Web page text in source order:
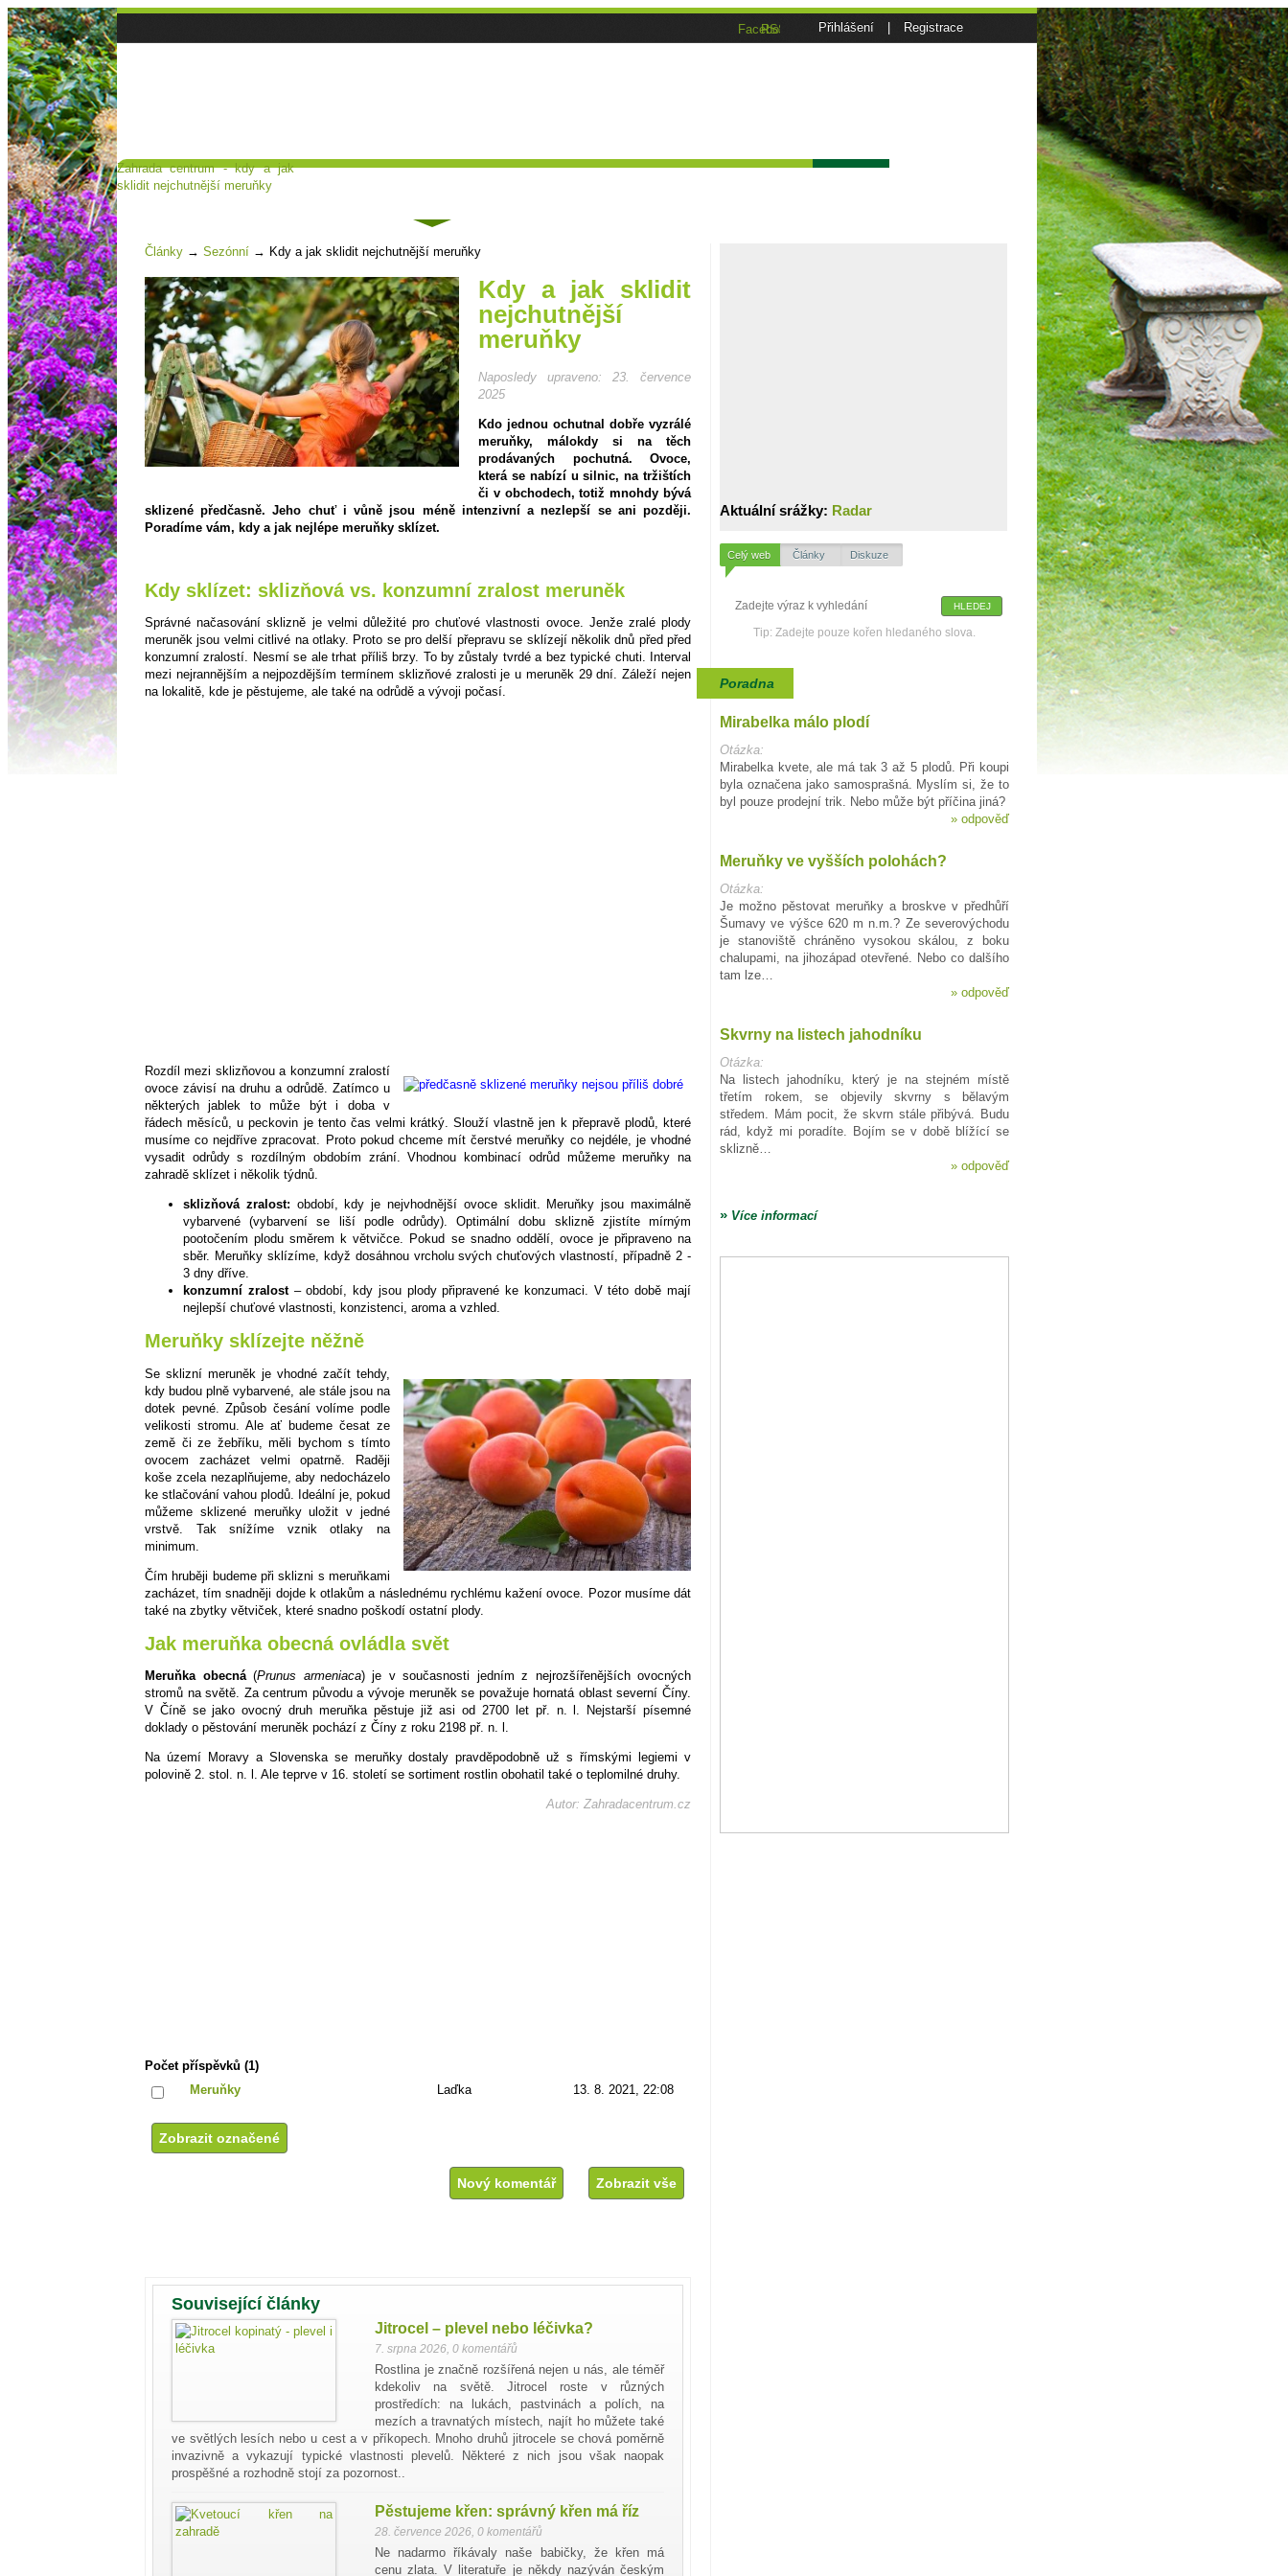
Přihlášení Registrace
Facebook
RSS
Zahrada centrum - kdy a jak
sklidit nejchutnější meruňky
Hlavní strana Poradna a diskuse
Články → Sezónní → Kdy a jak sklidit nejchutnější meruňky
Kdy a jak sklidit
nejchutnější
meruňky
Naposledy upraveno: 23. července
2025
Kdo jednou ochutnal dobře vyzrálé
meruňky, málokdy si na těch
prodávaných pochutná. Ovoce,
která se nabízí u silnic, na tržištích
či v obchodech, totiž mnohdy bývá
sklizené předčasně. Jeho chuť i vůně jsou méně intenzivní a nezlepší se ani později.
Poradíme vám, kdy a jak nejlépe meruňky sklízet.
Kdy sklízet: sklizňová vs. konzumní zralost meruněk
Správné načasování sklizně je velmi důležité pro chuťové vlastnosti ovoce. Jenže zralé plody
meruněk jsou velmi citlivé na otlaky. Proto se pro delší přepravu se sklízejí několik dnů před před
konzumní zralostí. Nesmí se ale trhat příliš brzy. To by zůstaly tvrdé a bez typické chuti. Interval
mezi nejrannějším a nejpozdějším termínem sklizňové zralosti je u meruněk 29 dní. Záleží nejen
na lokalitě, kde je pěstujeme, ale také na odrůdě a vývoji počasí.
Rozdíl mezi sklizňovou a konzumní zralostí
ovoce závisí na druhu a odrůdě. Zatímco u
některých jablek to může být i doba v
řádech měsíců, u peckovin je tento čas velmi krátký. Slouží vlastně jen k přepravě plodů, které
musíme co nejdříve zpracovat. Proto pokud chceme mít čerstvé meruňky co nejdéle, je vhodné
vysadit odrůdy s rozdílným obdobím zrání. Vhodnou kombinací odrůd můžeme meruňky na
zahradě sklízet i několik týdnů.
sklizňová zralost: období, kdy je nejvhodnější ovoce sklidit. Meruňky jsou maximálně
vybarvené (vybarvení se liší podle odrůdy). Optimální dobu sklizně zjistíte mírným
pootočením plodu směrem k větvičce. Pokud se snadno oddělí, ovoce je připraveno na
sběr. Meruňky sklízíme, když dosáhnou vrcholu svých chuťových vlastností, případně 2 -
3 dny dříve.
konzumní zralost– období, kdy jsou plody připravené ke konzumaci. V této době mají
nejlepší chuťové vlastnosti, konzistenci, aroma a vzhled.
Meruňky sklízejte něžně
Se sklizní meruněk je vhodné začít tehdy,
kdy budou plně vybarvené, ale stále jsou na
dotek pevné. Způsob česání volíme podle
velikosti stromu. Ale ať budeme česat ze
země či ze žebříku, měli bychom s tímto
ovocem zacházet velmi opatrně. Raději
koše zcela nezaplňujeme, aby nedocházelo
ke stlačování vahou plodů. Ideální je, pokud
můžeme sklizené meruňky uložit v jedné
vrstvě. Tak snížíme vznik otlaky na
minimum.
Čím hruběji budeme při sklizni s meruňkami
zacházet, tím snadněji dojde k otlakům a následnému rychlému kažení ovoce. Pozor musíme dát
také na zbytky větviček, které snadno poškodí ostatní plody.
Jak meruňka obecná ovládla svět
Meruňka obecná(Prunus armeniaca) je v současnosti jedním z nejrozšířenějších ovocných
stromů na světě. Za centrum původu a vývoje meruněk se považuje hornatá oblast severní Číny.
V Číně se jako ovocný druh meruňka pěstuje již asi od 2700 let př. n. l. Nejstarší písemné
doklady o pěstování meruněk pochází z Číny z roku 2198 př. n. l.
Na území Moravy a Slovenska se meruňky dostaly pravděpodobně už s římskými legiemi v
polovině 2. stol. n. l. Ale teprve v 16. století se sortiment rostlin obohatil také o teplomilné druhy.
Autor: Zahradacentrum.cz
Počet příspěvků (1)
Meruňky
Laďka 13. 8. 2021, 22:08
Nový komentář Zobrazit vše
Související články
Jitrocel – plevel nebo léčivka?
7. srpna 2026, 0 komentářů
Rostlina je značně rozšířená nejen u nás, ale téměř
kdekoliv na světě. Jitrocel roste v různých
prostředích: na lukách, pastvinách a polích, na
mezích a travnatých místech, najít ho můžete také
ve světlých lesích nebo u cest a v příkopech. Mnoho druhů jitrocele se chová poměrně
invazivně a vykazují typické vlastnosti plevelů. Některé z nich jsou však naopak
prospěšné a rozhodně stojí za pozornost..
Pěstujeme křen: správný křen má říz
28. července 2026, 0 komentářů
Ne nadarmo říkávaly naše babičky, že křen má
cenu zlata. V literatuře je někdy nazýván českým
Aktuální srážky: Radar
Celý web Články Diskuze
Tip: Zadejte pouze kořen hledaného slova.
Poradna
Mirabelka málo plodí
Otázka:
Mirabelka kvete, ale má tak 3 až 5 plodů. Při koupi
byla označena jako samosprašná. Myslím si, že to
byl pouze prodejní trik. Nebo může být příčina jiná?
» odpověď
Meruňky ve vyšších polohách?
Otázka:
Je možno pěstovat meruňky a broskve v předhůří
Šumavy ve výšce 620 m n.m.? Ze severovýchodu
je stanoviště chráněno vysokou skálou, z boku
chalupami, na jihozápad otevřené. Nebo co dalšího
tam lze…
» odpověď
Skvrny na listech jahodníku
Otázka:
Na listech jahodníku, který je na stejném místě
třetím rokem, se objevily skvrny s bělavým
středem. Mám pocit, že skvrn stále přibývá. Budu
rád, když mi poradíte. Bojím se v době blížící se
sklizně…
» odpověď
» Více informací